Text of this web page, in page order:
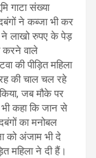
गाटा संख्या
ने कब्जा भी कर
ने लाखो रुपए के पेड़
करने वाले
की पीड़ित महिला
की चाल चल रहे
जब मौके पर
भी कहा कि जान से
का मनोबल
को अंजाम भी दे
महिला ने दी हैं।